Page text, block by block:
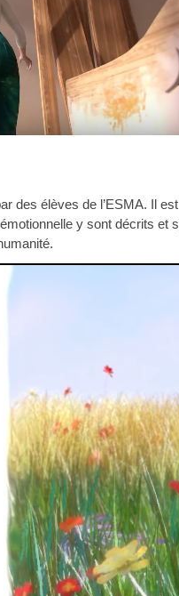
des élèves de l’ESMA. Il
y sont décrits et